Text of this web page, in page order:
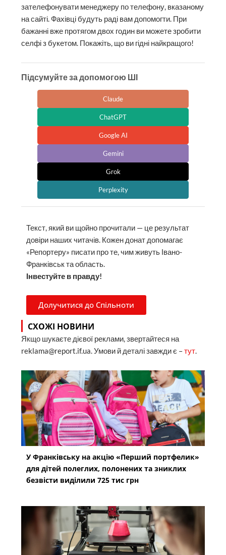
зателефонувати менеджеру по телефону, вказаному
на сайті. Фахівці будуть раді вам допомогти. При
бажанні вже протягом двох годин ви можете зробити
селфі з букетом. Покажіть, що ви гідні найкращого!
Підсумуйте за допомогою ШІ
Claude
ChatGPT
Google AI
Gemini
Grok
Perplexity
Текст, який ви щойно прочитали — це результат
довіри наших читачів. Кожен донат допомагає
«Репортеру» писати про те, чим живуть Івано-
Франківськ та область.
Інвестуйте в правду!
Долучитися до Спільноти
СХОЖІ НОВИНИ
Якщо шукаєте дієвої реклами, звертайтеся на
reklama@report.if.ua. Умови й деталі завжди є –тут.
У Франківську на акцію «Перший портфелик»
для дітей полеглих, полонених та зниклих
безвісти виділили 725 тис грн